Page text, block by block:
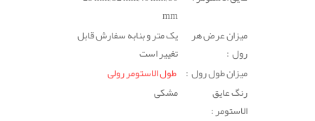
mm
میزان عرض هر
رول :
یک متر و بنابه سفارش قابل
تغییر است
میزان طول رول : طول الاستومر رولی
رنگ عایق
الاستومر :
مشکی